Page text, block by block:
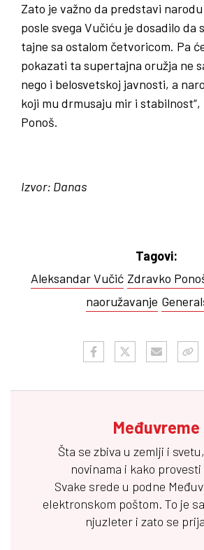
Zato je važno da predstavi
posle svega Vučiću je dosadilo da
tajne sa ostalom četvoricom. Pa
pokazati ta supertajna oružja ne
nego i belosvetskoj javnosti, a
koji mu drmusaju mir i
Ponoš.
Izvor: Danas
Tagovi:
Aleksandar Vučić Zdravko
naoružavanje
Međuvreme
Šta se zbiva u zemlji i
novinama i kako provesti
Svake srede u podne
elektronskom poštom. To je
njuzleter i zato se